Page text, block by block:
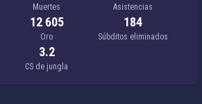
Muertes Asistencias
12 605
Oro
184
Súbditos eliminados
3.2
CS de jungla